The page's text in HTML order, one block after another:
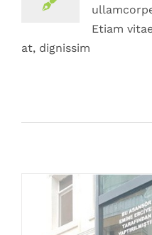
Etiam
at, dignissim
dikey kuyusuz asansör
poz numaraları